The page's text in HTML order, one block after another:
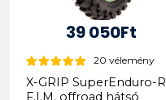
39 050Ft
20 vélemény
X-GRIP SuperEnduro-R
F.I.M. offroad hátsó